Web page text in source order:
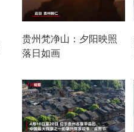
贵州梵净山：夕阳映照
落日如画